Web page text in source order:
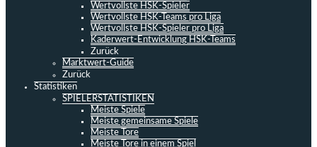
Wertvollste HSK-Spieler
Wertvollste HSK-Teams pro Liga
Wertvollste HSK-Spieler pro Liga
Kaderwert-Entwicklung HSK-Teams
Zurück
Marktwert-Guide
Zurück
Statistiken
SPIELERSTATISTIKEN
Meiste Spiele
Meiste gemeinsame Spiele
Meiste Tore
Meiste Tore in einem Spiel